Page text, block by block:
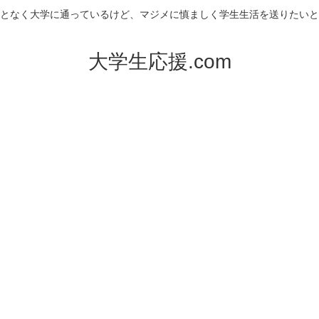
なく大学に通っているけど、マジメに慎ましく学生生活を送りたい
大学生応援.com